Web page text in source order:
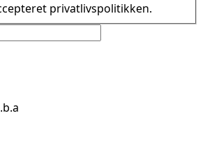
privatlivspolitikken.